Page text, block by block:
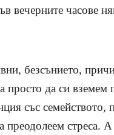
вечерните часове
безсънието,
просто да си
със семейството,
стреса.